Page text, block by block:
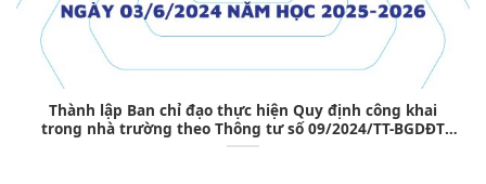
Thành lập Ban chỉ đạo thực hiện Quy định công khai
trong nhà trường theo Thông tư số 09/2024/TT-BGDĐT
ngày 03/6/2024 Năm học 2025-2026